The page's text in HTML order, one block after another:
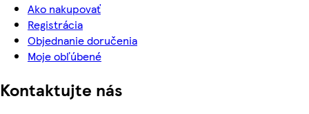
Ako nakupovať
Registrácia
Objednanie doručenia
Moje obľúbené
Kontaktujte nás